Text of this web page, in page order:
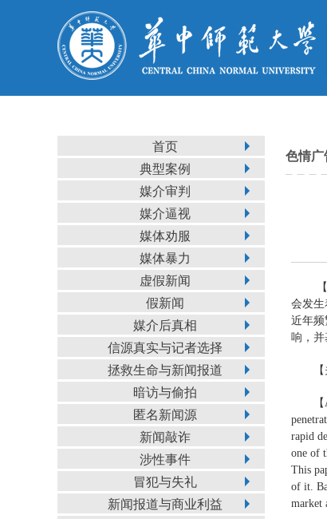
首页
典型案例
媒介审判
媒介逼视
媒体劝服
媒体暴力
虚假新闻
假新闻
媒介后真相
信源真实与记者选择
拯救生命与新闻报道
暗访与偷拍
匿名新闻源
新闻敲诈
涉性事件
冒犯与失礼
新闻报道与商业利益
色情广
会发生
近年频
响，并
rapid
one of
This
of it.
market